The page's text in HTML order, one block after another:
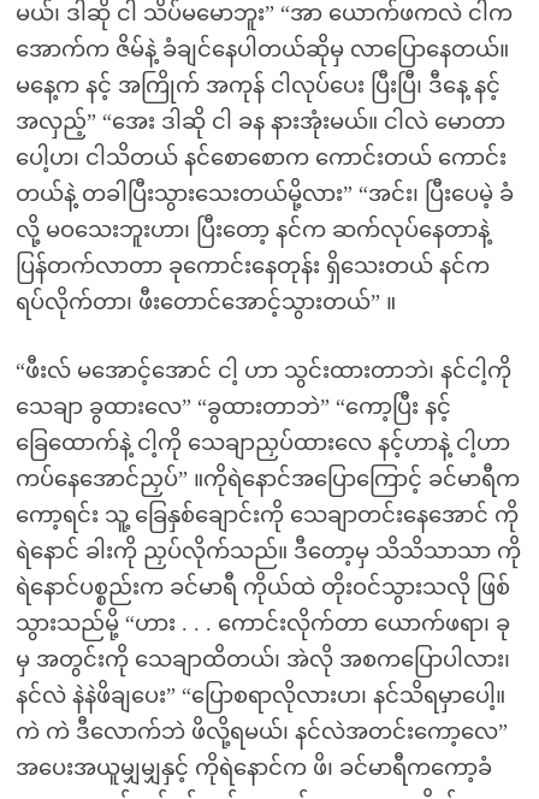
မယ်၊ ဒါဆို ငါ သိပ်မမောဘူး” “အာ ယောက်ဖကလဲ ငါက
အောက်က ဇိမ်နဲ့ ခံချင်နေပါတယ်ဆိုမှ လာပြောနေတယ်။
မနေ့က နင့် အကြိုက် အကုန် ငါလုပ်ပေး ပြီးပြီ၊ ဒီနေ့ နင့်
အလှည့်” “အေး ဒါဆို ငါ ခန နားအုံးမယ်။ ငါလဲ မောတာ
ပေါ့ဟ၊ ငါသိတယ် နင်စောစောက ကောင်းတယ် ကောင်း
တယ်နဲ့ တခါပြီးသွားသေးတယ်မို့လား” “အင်း၊ ပြီးပေမဲ့ ခံ
လို့ မဝသေးဘူးဟာ၊ ပြီးတော့ နင်က ဆက်လုပ်နေတာနဲ့
ပြန်တက်လာတာ ခုကောင်းနေတုန်း ရှိသေးတယ် နင်က
ရပ်လိုက်တာ၊ ဖီးတောင်အောင့်သွားတယ်” ။
“ဖီးလ် မအောင့်အောင် ငါ့ ဟာ သွင်းထားတာဘဲ၊ နင်ငါ့ကို
သေချာ ခွထားလေ” “ခွထားတာဘဲ” “ကော့ပြီး နင့်
ခြေထောက်နဲ့ ငါ့ကို သေချာညှပ်ထားလေ နင့်ဟာနဲ့ ငါ့ဟာ
ကပ်နေအောင်ညှပ်” ။ကိုရဲနောင်အပြောကြောင့် ခင်မာရီက
ကော့ရင်း သူ့ ခြေနှစ်ချောင်းကို သေချာတင်းနေအောင် ကို
ရဲနောင် ခါးကို ညှပ်လိုက်သည်။ ဒီတော့မှ သိသိသာသာ ကို
ရဲနောင်ပစ္စည်းက ခင်မာရီ ကိုယ်ထဲ တိုးဝင်သွားသလို ဖြစ်
သွားသည်မို့ “ဟား . . . ကောင်းလိုက်တာ ယောက်ဖရာ၊ ခု
မှ အတွင်းကို သေချာထိတယ်၊ အဲလို အစကပြောပါလား၊
နင်လဲ နဲနဲဖိချပေး” “ပြောစရာလိုလားဟ၊ နင်သိရမှာပေါ့။
ကဲ ကဲ ဒီလောက်ဘဲ ဖိလို့ရမယ်၊ နင်လဲအတင်းကော့လေ”
အပေးအယူမျှမျှနှင့် ကိုရဲနောင်က ဖိ၊ ခင်မာရီကကော့ခံ